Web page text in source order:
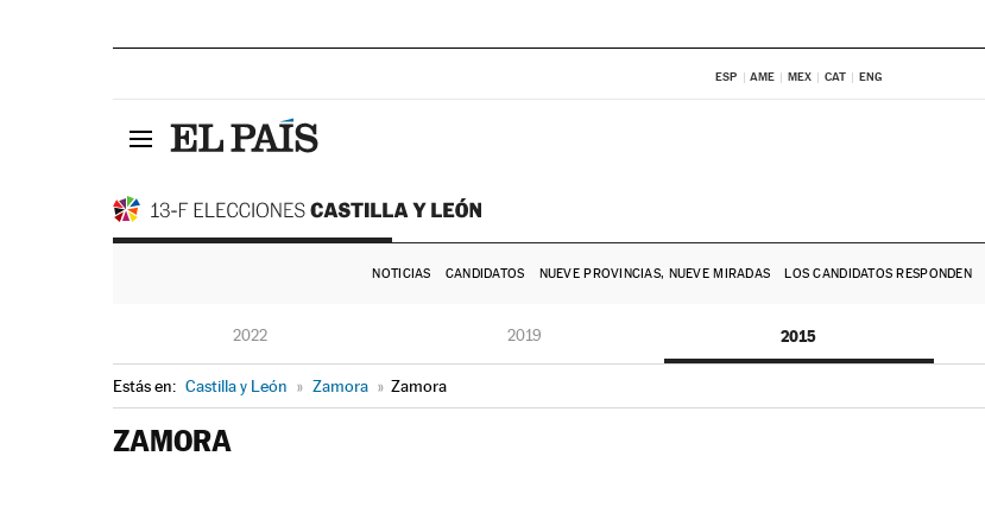
ESP AME MEX CAT ENG
NOTICIAS CANDIDATOS NUEVE PROVINCIAS, NUEVE MIRADAS LOS CANDIDATOS RESPONDEN
2022 2019 2015
Estás en: Castilla y León » Zamora » Zamora
ZAMORA